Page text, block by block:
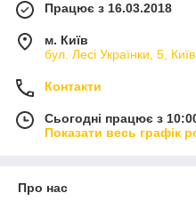
Працює з 16.03.2018
м. Київ
бул. Лесі Українки, 5,
Контакти
Сьогодні працює з
Показати весь графік
Про нас